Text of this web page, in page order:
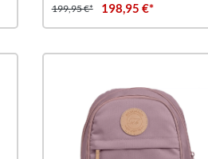
199,95 €* 198,95 €*